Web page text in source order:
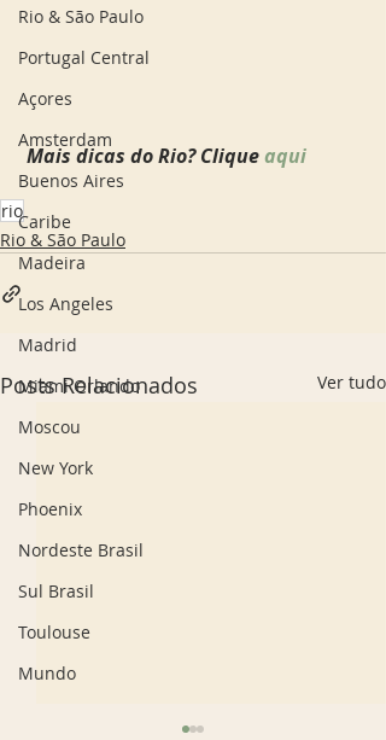
Rio & São Paulo
Portugal Central
Açores
Amsterdam
Buenos Aires
Caribe
Madeira
Los Angeles
Madrid
Miami Orlando
Moscou
New York
Phoenix
Nordeste Brasil
Sul Brasil
Toulouse
Mundo
Mais dicas do Rio? Clique aqui
rio
Rio & São Paulo
Posts Relacionados Ver tudo